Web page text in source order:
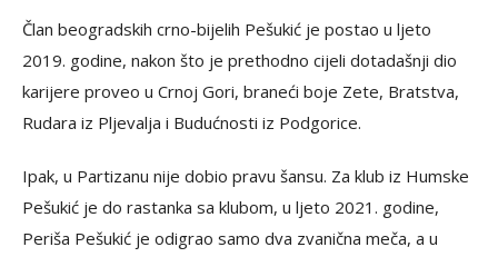
Član beogradskih crno-bijelih Pešukić je postao u ljeto
2019. godine, nakon što je prethodno cijeli dotadašnji dio
karijere proveo u Crnoj Gori, braneći boje Zete, Bratstva,
Rudara iz Pljevalja i Budućnosti iz Podgorice.
Ipak, u Partizanu nije dobio pravu šansu. Za klub iz Humske
Pešukić je do rastanka sa klubom, u ljeto 2021. godine,
Periša Pešukić je odigrao samo dva zvanična meča, a u